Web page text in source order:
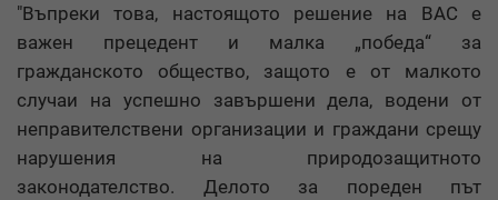
"Въпреки това, настоящото решение на ВАС е
важен прецедент и малка „победа“ за
гражданското общество, защото е от малкото
случаи на успешно завършени дела, водени от
неправителствени организации и граждани срещу
нарушения на природозащитното
законодателство. Делото за пореден път